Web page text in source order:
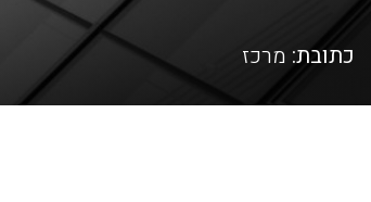
כתובת: מרכז